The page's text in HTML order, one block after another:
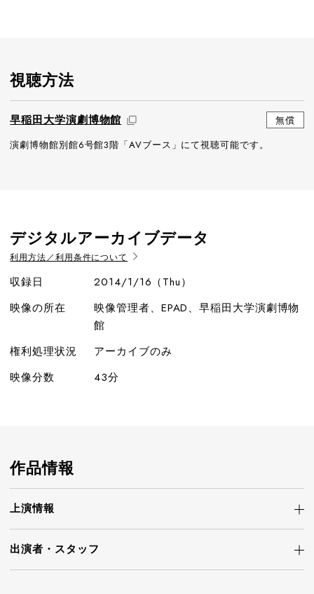
視聴方法
早稲田大学演劇博物館
無償
演劇博物館別館6号館3階「AVブース」にて視聴可能です。
デジタルアーカイブデータ
利用方法／利用条件について
収録日
2014/1/16（Thu）
映像の所在
映像管理者、EPAD、早稲田大学演劇博物
館
権利処理状況
アーカイブのみ
映像分数
43分
作品情報
上演情報
出演者・ スタッフ